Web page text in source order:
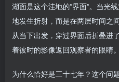
湖面是这个洼地的”界面”。当光
地发生折射，而是在两层时间之
从当下出发，穿过界面后折叠进
着彼时的影像返回观察者的眼睛。
为什么恰好是三十七年？这个问